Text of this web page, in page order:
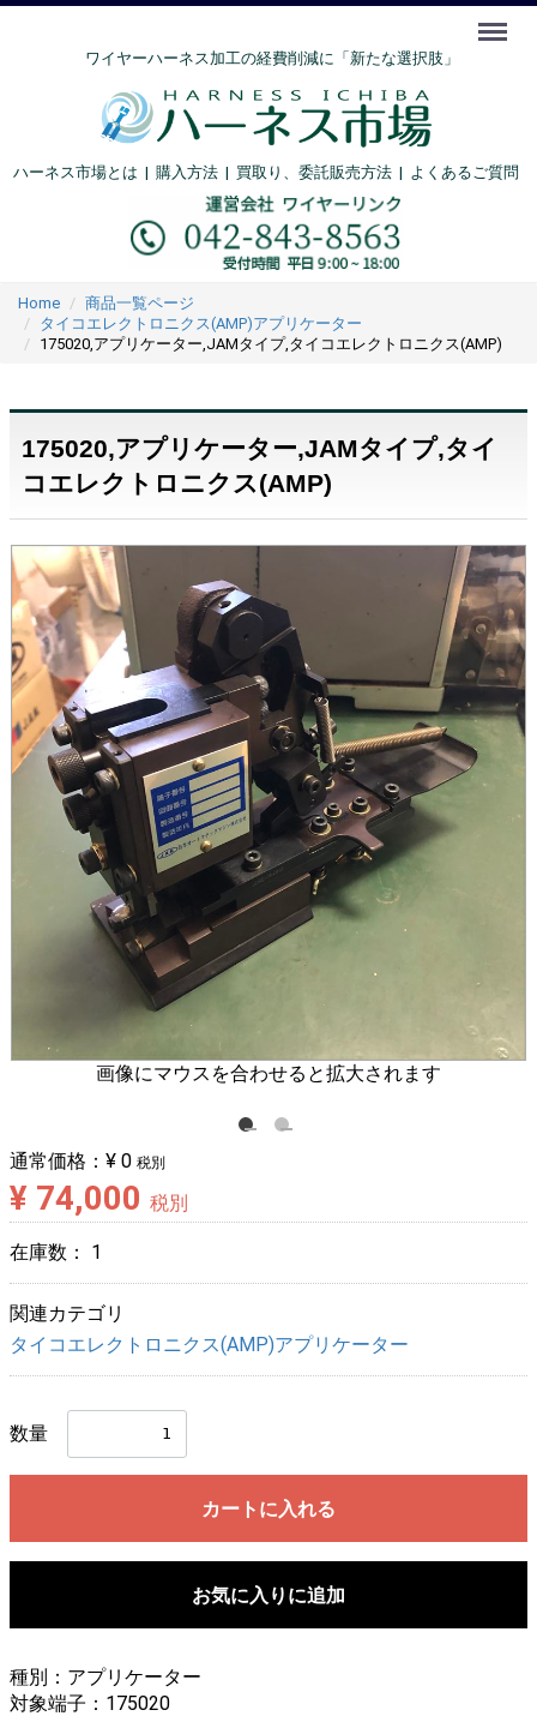
ワイヤーハーネス加工の経費削減に「新たな選択肢」
ハーネス市場とは | 購入方法| 買取り、委託販売方法 | よくあるご質問
Menu
Home
商品一覧ページ
タイコエレクトロニクス(AMP)アプリケーター
175020,アプリケーター,JAMタイプ,タイコエレクトロニクス(AMP)
175020,アプリケーター,JAMタイプ,タイ
コエレクトロニクス(AMP)
画像にマウスを合わせると拡大されます
通常価格： ¥ 0 税別
¥ 74,000 税別
在庫数： 1
関連カテゴリ
タイコエレクトロニクス(AMP)アプリケーター
数量
カートに入れる
お気に入りに追加
種別：アプリケーター
対象端子：175020